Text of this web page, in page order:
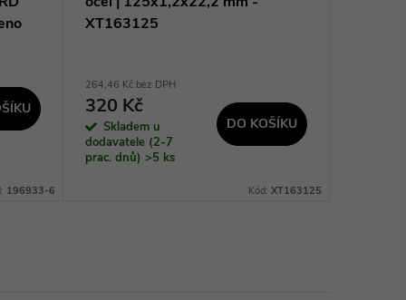
196933-6
XT163125
264,46 Kč bez DPH
320 Kč
Skladem u
dodavatele (2-7
prac. dnů) >5 ks
DO KOŠÍKU
Kód: XT163125